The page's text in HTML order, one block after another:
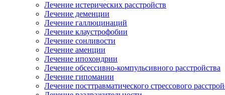
Лечение истерических расстройств
Лечение деменции
Лечение галлюцинаций
Лечение клаустрофобии
Лечение сонливости
Лечение аменции
Лечение ипохондрии
Лечение обсессивно-компульсивного расстройства
Лечение гипомании
Лечение посттравматического стрессового